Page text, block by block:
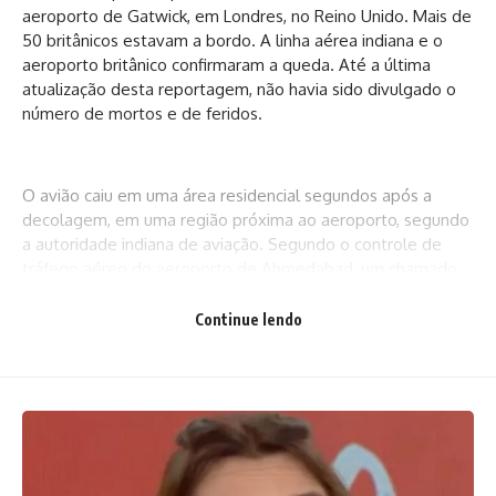
aeroporto de Gatwick, em Londres, no Reino Unido. Mais de
50 britânicos estavam a bordo. A linha aérea indiana e o
aeroporto britânico confirmaram a queda. Até a última
atualização desta reportagem, não havia sido divulgado o
número de mortos e de feridos.
O avião caiu em uma área residencial segundos após a
decolagem, em uma região próxima ao aeroporto, segundo
a autoridade indiana de aviação. Segundo o controle de
houve mais resposta da aeronave.
242 pessoas a bordo do avião, 232 passageiros, e 10
membros da tripulação. Entre os passageiros, 169 eram
indianos, 53 britânicos, sete portugueses e um canadense,
Continue lendo